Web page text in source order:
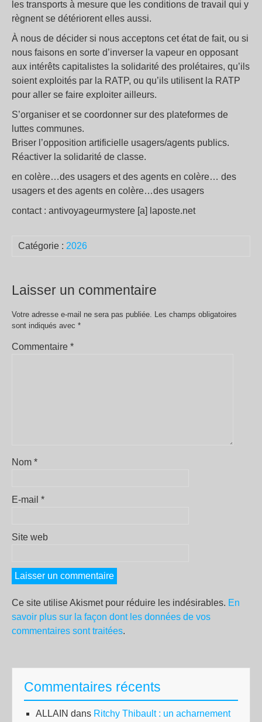
les transports à mesure que les conditions de travail qui y
règnent se détériorent elles aussi.
À nous de décider si nous acceptons cet état de fait, ou si
nous faisons en sorte d’inverser la vapeur en opposant
aux intérêts capitalistes la solidarité des prolétaires, qu’ils
soient exploités par la RATP, ou qu’ils utilisent la RATP
pour aller se faire exploiter ailleurs.
S’organiser et se coordonner sur des plateformes de
luttes communes.
Briser l’opposition artificielle usagers/agents publics.
Réactiver la solidarité de classe.
en colère…des usagers et des agents en colère… des
usagers et des agents en colère…des usagers
contact : antivoyageurmystere [a] laposte.net
Catégorie : 2026
Laisser un commentaire
Votre adresse e-mail ne sera pas publiée. Les champs obligatoires
sont indiqués avec *
Commentaire *
Nom *
E-mail *
Site web
Ce site utilise Akismet pour réduire les indésirables. En
savoir plus sur la façon dont les données de vos
commentaires sont traitées.
Commentaires récents
ALLAIN dans Ritchy Thibault : un acharnement